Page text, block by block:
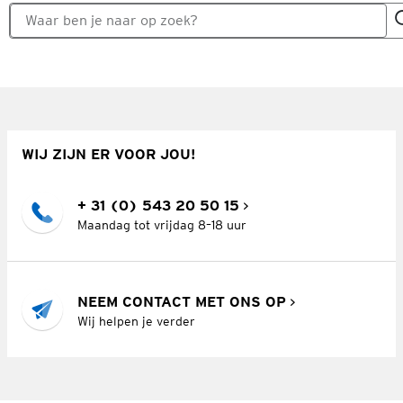
WIJ ZIJN ER VOOR JOU!
+ 31 (0) 543 20 50 15
Maandag tot vrijdag 8–18 uur
NEEM CONTACT MET ONS OP
Wij helpen je verder